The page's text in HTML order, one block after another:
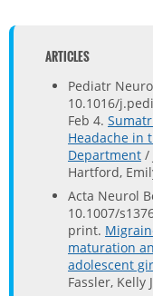
ARTICLES
Pediatr
10.1016/
Feb 4.
Headache in
Department /
Hartford,
Acta Neurol
10.1007/
print.
maturation
adolescent
Fassler, Kelly